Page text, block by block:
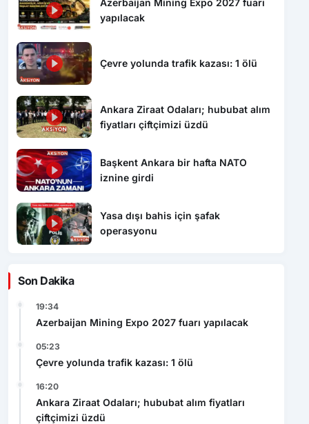
yapılacak
Çevre yolunda trafik kazası: 1 ölü
Ankara Ziraat Odaları; hububat alım
fiyatları çiftçimizi üzdü
Başkent Ankara bir hafta NATO
iznine girdi
Yasa dışı bahis için şafak
operasyonu
Son Dakika
19:34
Azerbaijan Mining Expo 2027 fuarı yapılacak
05:23
Çevre yolunda trafik kazası: 1 ölü
16:20
Ankara Ziraat Odaları; hububat alım fiyatları
çiftçimizi üzdü